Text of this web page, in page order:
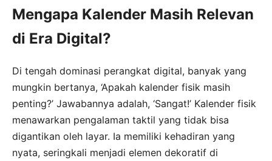
Mengapa Kalender Masih Relevan
di Era Digital?
Di tengah dominasi perangkat digital, banyak yang
mungkin bertanya, ‘Apakah kalender fisik masih
penting?’ Jawabannya adalah, ‘Sangat!’ Kalender fisik
menawarkan pengalaman taktil yang tidak bisa
digantikan oleh layar. Ia memiliki kehadiran yang
nyata, seringkali menjadi elemen dekoratif di